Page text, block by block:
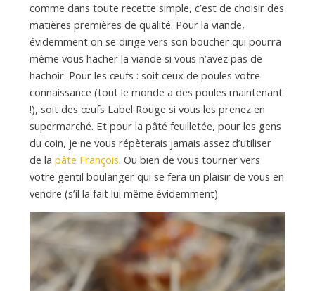
comme dans toute recette simple, c’est de choisir des
matières premières de qualité. Pour la viande,
évidemment on se dirige vers son boucher qui pourra
même vous hacher la viande si vous n’avez pas de
hachoir. Pour les œufs : soit ceux de poules votre
connaissance (tout le monde a des poules maintenant
!), soit des œufs Label Rouge si vous les prenez en
supermarché. Et pour la pâté feuilletée, pour les gens
du coin, je ne vous répèterais jamais assez d’utiliser
de la pâte François. Ou bien de vous tourner vers
votre gentil boulanger qui se fera un plaisir de vous en
vendre (s’il la fait lui même évidemment).